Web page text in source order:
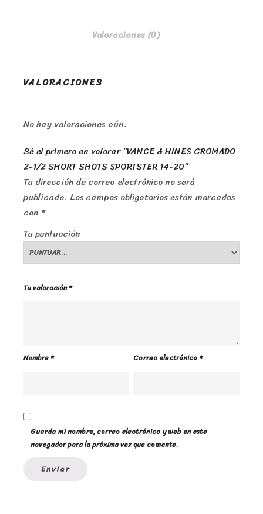
Valoraciones (0)
VALORACIONES
No hay valoraciones aún.
Sé el primero en valorar “VANCE & HINES CROMADO
2-1/2 SHORT SHOTS SPORTSTER 14-20”
Tu dirección de correo electrónico no será
publicada. Los campos obligatorios están marcados
con *
Tu puntuación
Tu valoración*
Nombre* Correo electrónico*
Guarda mi nombre, correo electrónico y web en este
navegador para la próxima vez que comente.